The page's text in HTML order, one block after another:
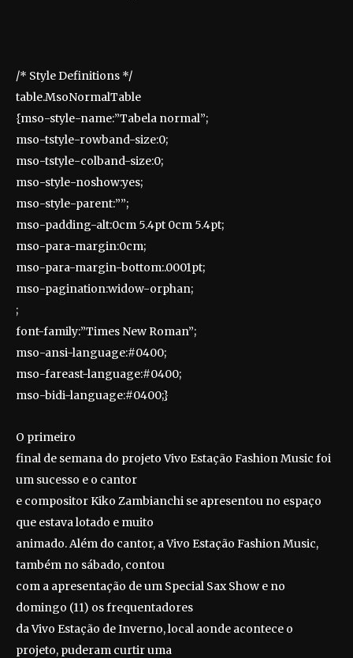
/* Style Definitions */
table.MsoNormalTable
{mso-style-name:”Tabela normal”;
mso-tstyle-rowband-size:0;
mso-tstyle-colband-size:0;
mso-style-noshow:yes;
mso-style-parent:””;
mso-padding-alt:0cm 5.4pt 0cm 5.4pt;
mso-para-margin:0cm;
mso-para-margin-bottom:.0001pt;
mso-pagination:widow-orphan;
;
font-family:”Times New Roman”;
mso-ansi-language:#0400;
mso-fareast-language:#0400;
mso-bidi-language:#0400;}
O primeiro
final de semana do projeto Vivo Estação Fashion Music foi
um sucesso e o cantor
e compositor Kiko Zambianchi se apresentou no espaço
que estava lotado e muito
animado. Além do cantor, a Vivo Estação Fashion Music,
também no sábado, contou
com a apresentação de um Special Sax Show e no
domingo (11) os frequentadores
da Vivo Estação de Inverno, local aonde acontece o
projeto, puderam curtir uma